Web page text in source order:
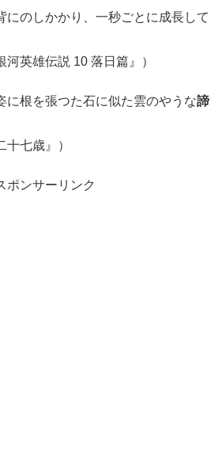
にのしかかり、一秒ごとに成長して
河英雄伝説 10 落日篇』）
に根を張つた石に似た雲のやうな諦
十七歳』）
ポンサーリンク